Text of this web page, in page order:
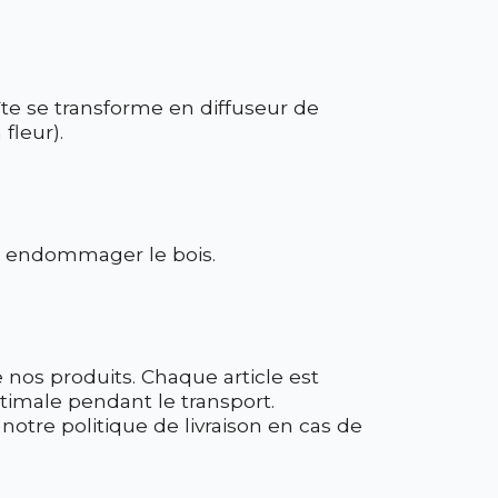
se transforme en diffuseur de
le bois.
produits. Chaque article est
pendant le transport.
politique de livraison en cas de